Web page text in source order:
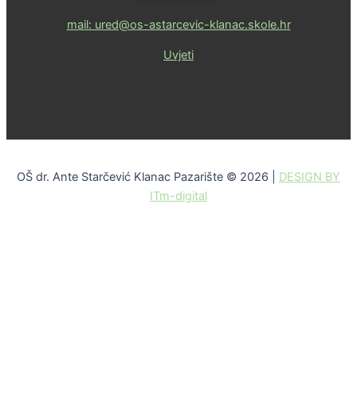
mail: ured@os-astarcevic-klanac.skole.hr
Uvjeti
OŠ dr. Ante Starčević Klanac Pazarište © 2026 | DESIGN BY
ITm-digital